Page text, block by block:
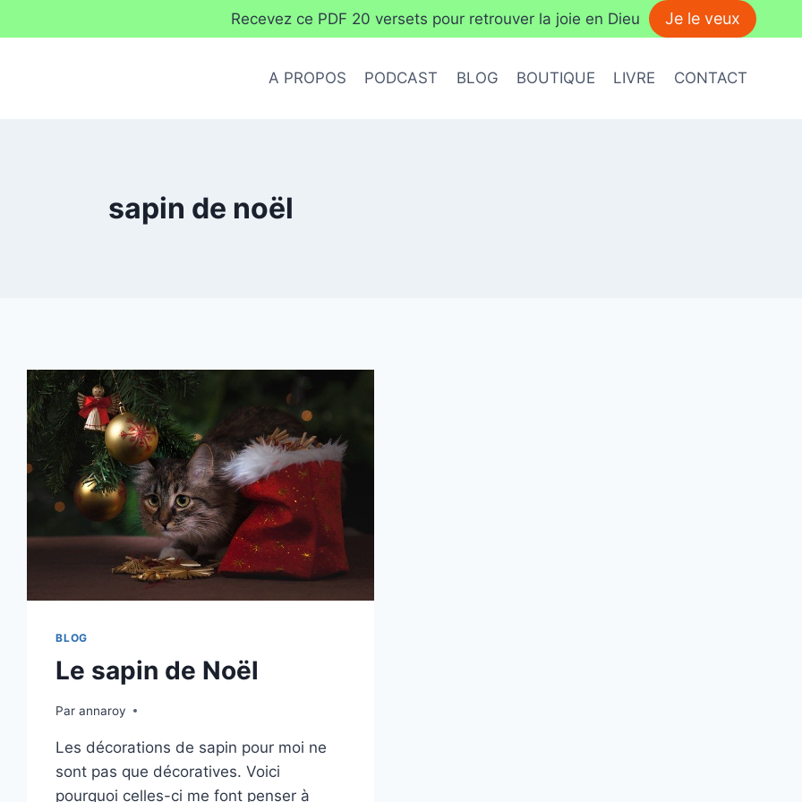
Recevez ce PDF 20 versets pour retrouver la joie en Dieu Je le veux
A PROPOS PODCAST BLOG BOUTIQUE LIVRE CONTACT
sapin de noël
BLOG
Le sapin de Noël
Par annaroy
Les décorations de sapin pour moi ne
sont pas que décoratives. Voici
pourquoi celles-ci me font penser à